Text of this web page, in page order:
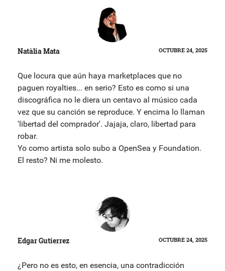
Natàlia Mata OCTUBRE 24, 2025
Que locura que aún haya marketplaces que no
paguen royalties... en serio? Esto es como si una
discográfica no le diera un centavo al músico cada
vez que su canción se reproduce. Y encima lo llaman
'libertad del comprador'. Jajaja, claro, libertad para
robar.
Yo como artista solo subo a OpenSea y Foundation.
El resto? Ni me molesto.
Edgar Gutierrez OCTUBRE 24, 2025
¿Pero no es esto, en esencia, una contradicción